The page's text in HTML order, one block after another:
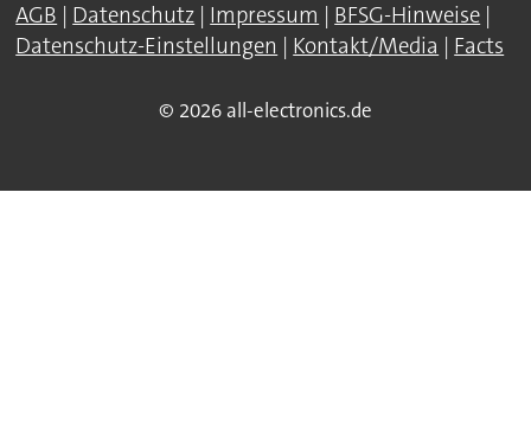
AGB | Datenschutz | Impressum | BFSG-Hinweise |
Datenschutz-Einstellungen | Kontakt/Media | Facts
© 2026 all-electronics.de